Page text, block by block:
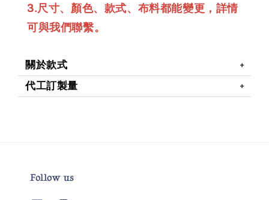
3.尺寸、顏色、款式、布料都能變更，詳情
可與我們聯繫。
關於款式
代工訂製量
Follow us